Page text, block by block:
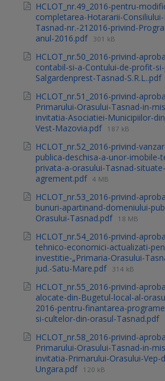
HCLOT_nr.49_2016-pentru-
completarea-Hotararii-
Tasnad-nr.-212016-privind-
anul-2016.pdf 301 kB
HCLOT_nr.50_2016-privind-
contabil-si-a-Contului-de-profit-si-
Salgardenprest-Tasnad-S.R.L..pdf
HCLOT_nr.51_2016-privind-
Primarului-Orasului-Tasnad-in-
invitatia-Asociatiei-Municipiilor-
Vest-Mazovia.pdf 187 kB
HCLOT_nr.52_2016-privind-
publica-deschisa-a-unor-imobile-
privata-a-orasului-Tasnad-
agrement.pdf 4 MB
HCLOT_nr.53_2016-privind-
bunuri-apartinand-domeniului-
Orasului-Tasnad.pdf 18 MB
HCLOT_nr.54_2016-privind-
tehnico-economici-actualizati-
investitie-„Primaria-Orasului-
jud.-Satu-Mare.pdf 314 kB
HCLOT_nr.55_2016-privind-
alocate-din-Bugetul-local-al-
2016-pentru-finantarea-
si-cultelor-din-orasul-Tasnad.pdf
HCLOT_nr.58_2016-privind-
Primarului-Orasului-Tasnad-in-
invitatia-Primarului-Orasului-Vep-
Ungara.pdf 120 kB